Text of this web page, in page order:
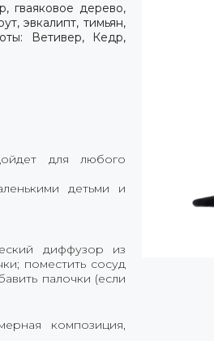
гваяковое дерево,
эвкалипт, тимьян,
Ветивер, Кедр,
для любого
детьми и
диффузор из
поместить сосуд
палочки (если
композиция,